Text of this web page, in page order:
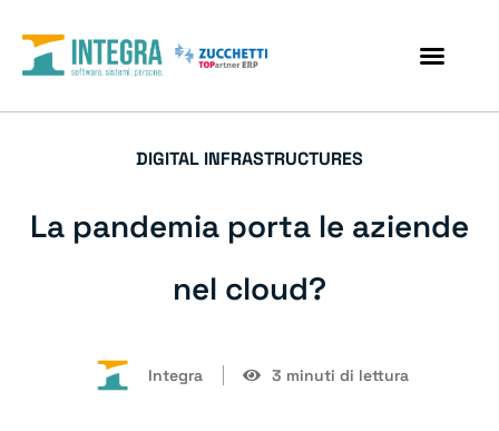
DIGITAL INFRASTRUCTURES
La pandemia porta le aziende
nel cloud?
Integra 3 minuti di lettura